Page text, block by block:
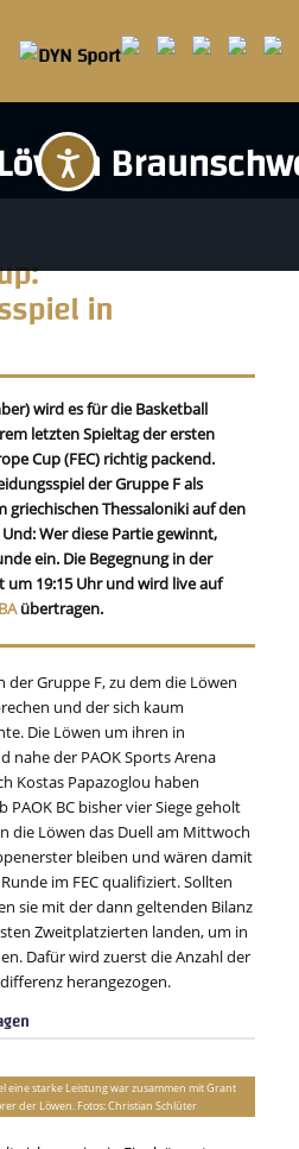
in
wird es für die Basketball
letzten Spieltag der ersten
Cup (FEC) richtig packend.
der Gruppe F als
griechischen Thessaloniki auf den
Wer diese Partie gewinnt,
ein. Die Begegnung in der
um 19:15 Uhr und wird live auf
übertragen.
der Gruppe F, zu dem die Löwen
und der sich kaum
Die Löwen um ihren in
nahe der PAOK Sports Arena
Kostas Papazoglou haben
BC bisher vier Siege geholt
die Löwen das Duell am Mittwoch
bleiben und wären damit
im FEC qualifiziert. Sollten
sie mit der dann geltenden Bilanz
Zweitplatzierten landen, um in
Dafür wird zuerst die Anzahl der
herangezogen.
eine starke Leistung war zusammen mit Grant
der Löwen. Fotos: Christian Schlüter